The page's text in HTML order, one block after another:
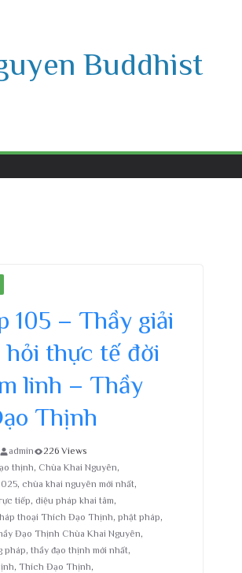
Buddhist
105 – Thầy giải
hỏi thực tế đời
linh – Thầy
Thịnh
admin
226 Views
thịnh, Chùa Khai Nguyên,
, chùa khai nguyên mới nhất,
tiếp, diệu pháp khai tâm,
thoại Thích Đạo Thịnh, phật pháp,
Đạo Thịnh Chùa Khai Nguyên,
pháp, thầy đạo thịnh mới nhất,
, Thích Đạo Thịnh,